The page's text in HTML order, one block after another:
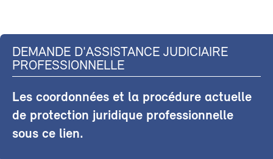
DEMANDE D'ASSISTANCE JUDICIAIRE
PROFESSIONNELLE
Les coordonnées et la procédure actuelle
de protection juridique professionnelle
sous ce lien.